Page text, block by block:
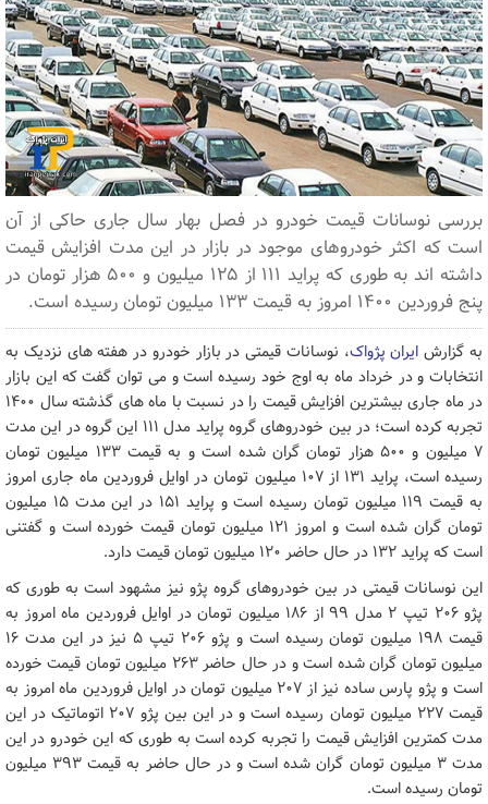
بررسی نوسانات قیمت خودرو در فصل بهار سال جاری حاکی از آن
است که اکثر خودروهای موجود در بازار در این مدت افزایش قیمت
داشته اند به طوری که پراید ۱۱۱ از ۱۲۵ میلیون و ۵۰۰ هزار تومان در
پنج فروردین ۱۴۰۰ امروز به قیمت ۱۳۳ میلیون تومان رسیده است.
به گزارش ایران پژواک، نوسانات قیمتی در بازار خودرو در هفته های نزدیک به
انتخابات و در خرداد ماه به اوج خود رسیده است و می توان گفت که این بازار
در ماه جاری بیشترین افزایش قیمت را در نسبت با ماه های گذشته سال ۱۴۰۰
تجربه کرده است؛ در بین خودروهای گروه پراید مدل ۱۱۱ این گروه در این مدت
۷ میلیون و ۵۰۰ هزار تومان گران شده است و به قیمت ۱۳۳ میلیون تومان
رسیده است، پراید ۱۳۱ از ۱۰۷ میلیون تومان در اوایل فروردین ماه جاری امروز
به قیمت ۱۱۹ میلیون تومان رسیده است و پراید ۱۵۱ در این مدت ۱۵ میلیون
تومان گران شده است و امروز ۱۲۱ میلیون تومان قیمت خورده است و گفتنی
است که پراید ۱۳۲ در حال حاضر ۱۲۰ میلیون تومان قیمت دارد.
این نوسانات قیمتی در بین خودروهای گروه پژو نیز مشهود است به طوری که
پژو ۲۰۶ تیپ ۲ مدل ۹۹ از ۱۸۶ میلیون تومان در اوایل فروردین ماه امروز به
قیمت ۱۹۸ میلیون تومان رسیده است و پژو ۲۰۶ تیپ ۵ نیز در این مدت ۱۶
میلیون تومان گران شده است و در حال حاضر ۲۶۳ میلیون تومان قیمت خورده
است و پژو پارس ساده نیز از ۲۰۷ میلیون تومان در اوایل فروردین ماه امروز به
قیمت ۲۲۷ میلیون تومان رسیده است و در این بین پژو ۲۰۷ اتوماتیک در این
مدت کمترین افزایش قیمت را تجربه کرده است به طوری که این خودرو در این
مدت ۳ میلیون تومان گران شده است و در حال حاضر به قیمت ۳۹۳ میلیون
تومان رسیده است.